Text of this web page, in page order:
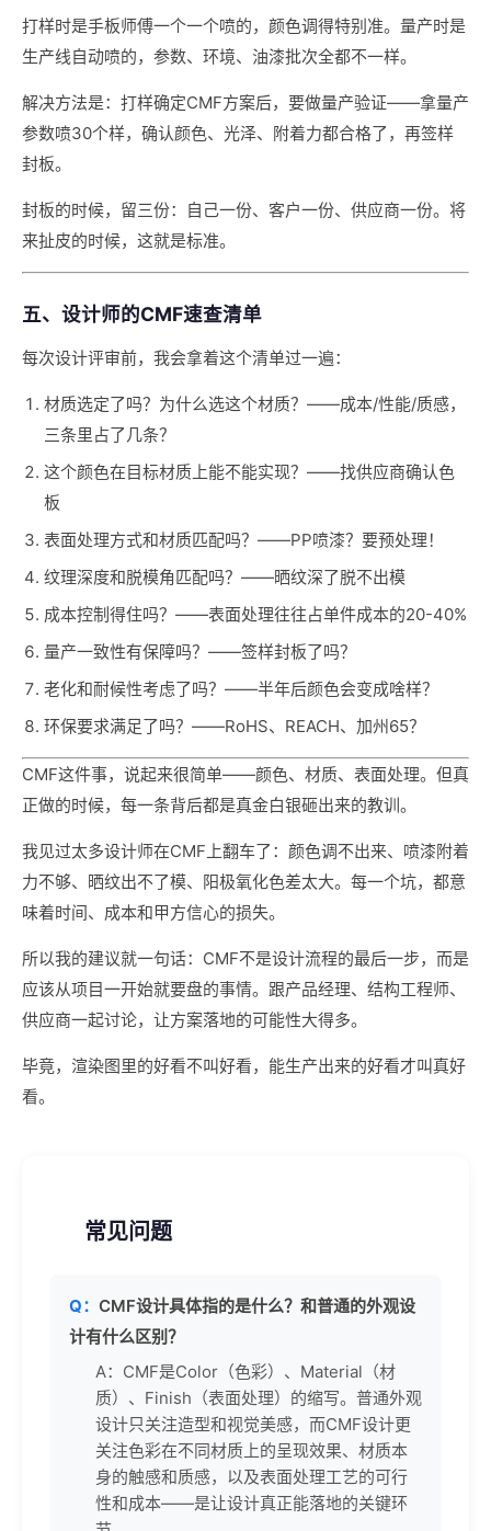
打样时是手板师傅一个一个喷的，颜色调得特别准。量产时是
生产线自动喷的，参数、环境、油漆批次全都不一样。
解决方法是：打样确定CMF方案后，要做量产验证——拿量产
参数喷30个样，确认颜色、光泽、附着力都合格了，再签样
封板。
封板的时候，留三份：自己一份、客户一份、供应商一份。将
来扯皮的时候，这就是标准。
五、设计师的CMF速查清单
每次设计评审前，我会拿着这个清单过一遍：
材质选定了吗？为什么选这个材质？——成本/性能/质感，
三条里占了几条？
这个颜色在目标材质上能不能实现？——找供应商确认色
板
表面处理方式和材质匹配吗？——PP喷漆？要预处理！
纹理深度和脱模角匹配吗？——晒纹深了脱不出模
成本控制得住吗？——表面处理往往占单件成本的20-40%
量产一致性有保障吗？——签样封板了吗？
老化和耐候性考虑了吗？——半年后颜色会变成啥样？
环保要求满足了吗？——RoHS、REACH、加州65？
CMF这件事，说起来很简单——颜色、材质、表面处理。但真
正做的时候，每一条背后都是真金白银砸出来的教训。
我见过太多设计师在CMF上翻车了：颜色调不出来、喷漆附着
力不够、晒纹出不了模、阳极氧化色差太大。每一个坑，都意
味着时间、成本和甲方信心的损失。
所以我的建议就一句话：CMF不是设计流程的最后一步，而是
应该从项目一开始就要盘的事情。跟产品经理、结构工程师、
供应商一起讨论，让方案落地的可能性大得多。
毕竟，渲染图里的好看不叫好看，能生产出来的好看才叫真好
看。
常见问题
Q： CMF设计具体指的是什么？和普通的外观设
计有什么区别？
A：CMF是Color（色彩）、Material（材
质）、Finish（表面处理）的缩写。普通外观
设计只关注造型和视觉美感，而CMF设计更
关注色彩在不同材质上的呈现效果、材质本
身的触感和质感，以及表面处理工艺的可行
性和成本——是让设计真正能落地的关键环